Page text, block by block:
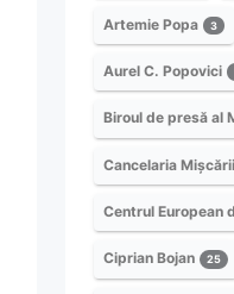
Artemie Popa 3
Aurel C. Popovici
Biroul de presă al
Cancelaria
Centrul European
Ciprian Bojan 25